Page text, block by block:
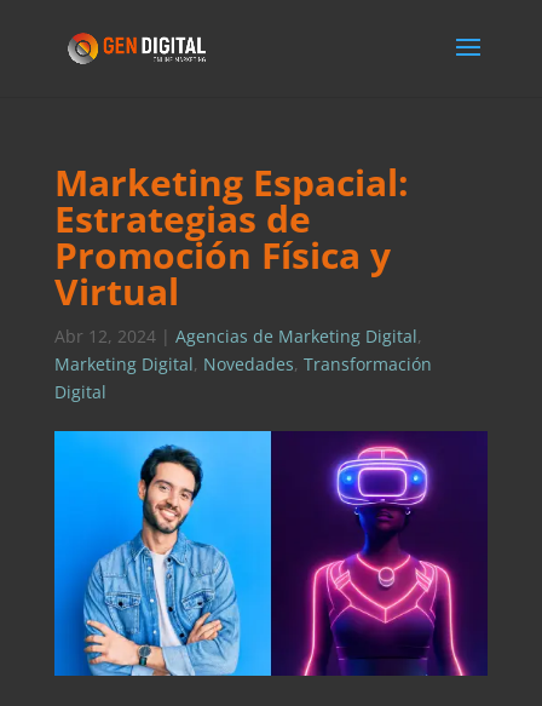
Marketing Espacial:
Estrategias de
Promoción Física y
Virtual
Abr 12, 2024| Agencias de Marketing Digital,
Marketing Digital, Novedades, Transformación
Digital